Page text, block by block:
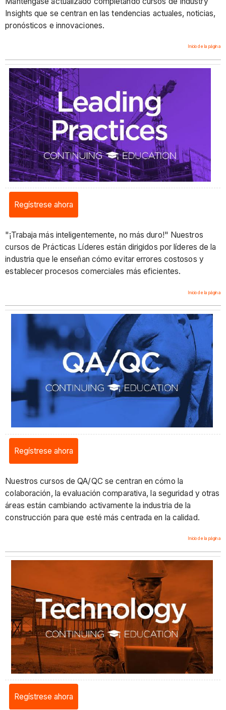
Insights que se centran en las tendencias actuales, noticias,
pronósticos e innovaciones.
Inicio de la página
Regístrese ahora
"¡Trabaja más inteligentemente, no más duro!" Nuestros
cursos de Prácticas Líderes están dirigidos por líderes de la
industria que le enseñan cómo evitar errores costosos y
establecer procesos comerciales más eficientes.
Inicio de la página
Regístrese ahora
Nuestros cursos de QA/QC se centran en cómo la
colaboración, la evaluación comparativa, la seguridad y otras
áreas están cambiando activamente la industria de la
construcción para que esté más centrada en la calidad.
Inicio de la página
Regístrese ahora